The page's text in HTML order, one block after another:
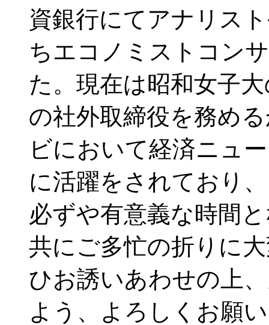
資銀行にてアナリス
ちエコノミストコン
た。現在は昭和女子
の社外取締役を務め
ビにおいて経済ニュ
に活躍をされており
必ずや有意義な時間
共にご多忙の折りに
ひお誘いあわせの上
よう、よろしくお願